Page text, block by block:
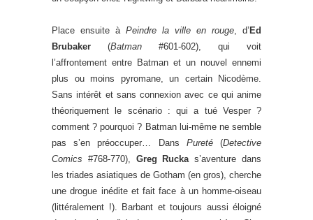
Place ensuite à Peindre la ville en rouge, d’ Ed
Brubaker (Batman #601-602), qui voit
l’affrontement entre Batman et un nouvel ennemi
plus ou moins pyromane, un certain Nicodème.
Sans intérêt et sans connexion avec ce qui anime
théoriquement le scénario : qui a tué Vesper ?
comment ? pourquoi ? Batman lui-même ne semble
pas s’en préoccuper… Dans Pureté(Detective
Comics #768-770), Greg Ruckas’aventure dans
les triades asiatiques de Gotham (en gros), cherche
une drogue inédite et fait face à un homme-oiseau
(littéralement !). Barbant et toujours aussi éloigné